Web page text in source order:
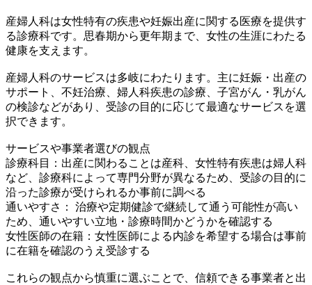
産婦人科は女性特有の疾患や妊娠出産に関する医療を提供す
る診療科です。思春期から更年期まで、女性の生涯にわたる
健康を支えます。
産婦人科のサービスは多岐にわたります。主に妊娠・出産の
サポート、不妊治療、婦人科疾患の診療、子宮がん・乳がん
の検診などがあり、受診の目的に応じて最適なサービスを選
択できます。
サービスや事業者選びの観点
診療科目：出産に関わることは産科、女性特有疾患は婦人科
など、診療科によって専門分野が異なるため、受診の目的に
沿った診療が受けられるか事前に調べる
通いやすさ： 治療や定期健診で継続して通う可能性が高い
ため、通いやすい立地・診療時間かどうかを確認する
女性医師の在籍：女性医師による内診を希望する場合は事前
に在籍を確認のうえ受診する
これらの観点から慎重に選ぶことで、信頼できる事業者と出